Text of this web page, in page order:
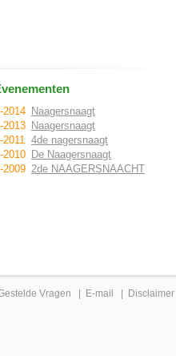
2014 Naagersnaagt
2013 Naagersnaagt
2011 4de nagersnaagt
2010 De Naagersnaagt
2009 2de NAAGERSNAACHT
Vragen E-mail Disclaimer